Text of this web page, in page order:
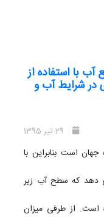
رودخانه خرم آباد
تا پایین دست رودخانه خرم آباد در چم انجیربه طول 31 کیلومتر مـی
یک توسعه نامتوازن
است معضلات حریم
مانند ابعاد اتومبیل
آب با استفاده از
در شرایط آب و
است بنابراین با
دهد که سطح آب زیر
است. از طرفی میزان